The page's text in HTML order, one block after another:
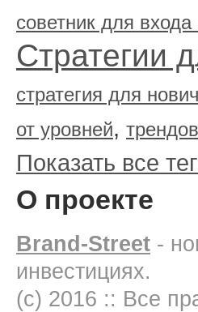
советник для входа
Стратегии
стратегия для
от уровней,
Показать все
О проекте
Brand-Street -
инвестициях.
(c) 2016 :: Все